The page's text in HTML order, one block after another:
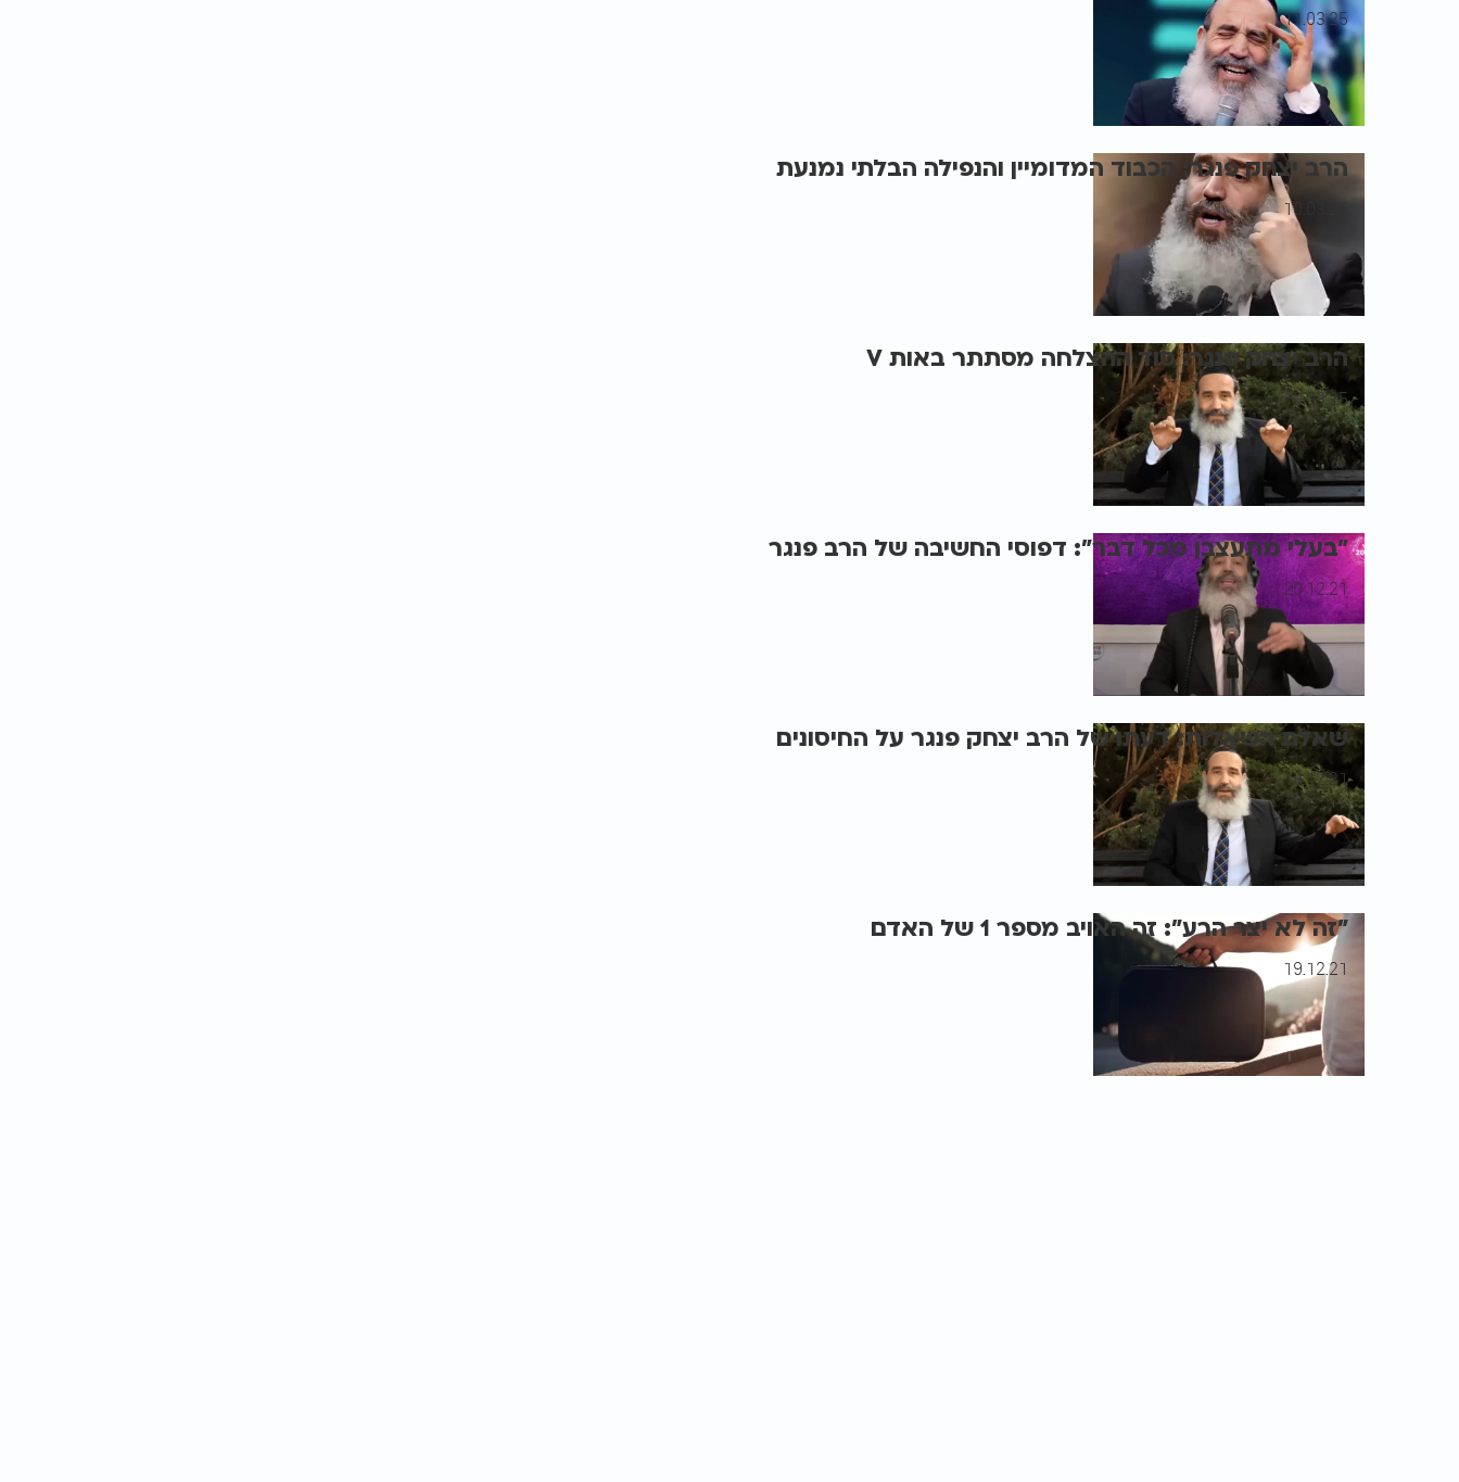
11.03.25
הרב יצחק פנגר: הכבוד המדומיין והנפילה הבלתי נמנעת
10.03.25
הרב יצחק פנגר: סוד ההצלחה מסתתר באות V
10.03.25
"בעלי מתעצבן מכל דבר": דפוסי החשיבה של הרב פנגר
20.12.21
שאלת השאלות: דעתו של הרב יצחק פנגר על החיסונים
19.12.21
"זה לא יצר הרע": זה האויב מספר 1 של האדם
19.12.21